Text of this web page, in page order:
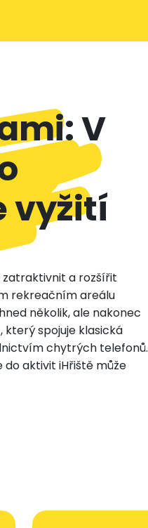
V
vyžití
zatraktivnit a rozšířit
rekreačním areálu
několik, ale nakonec
spojuje klasická
chytrých telefonů.
do aktivit iHřiště může